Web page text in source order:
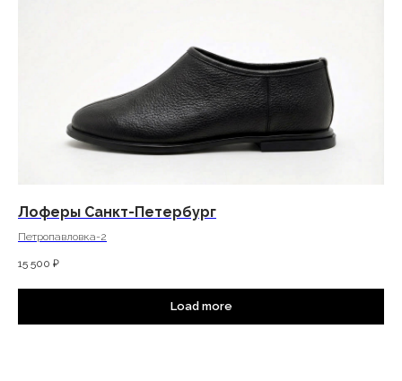
Лоферы Санкт-Петербург
Петропавловка-2
15 500 ₽
Load more